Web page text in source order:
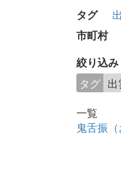
タグ
市町村
絞り込み
タグ
一覧
鬼舌振